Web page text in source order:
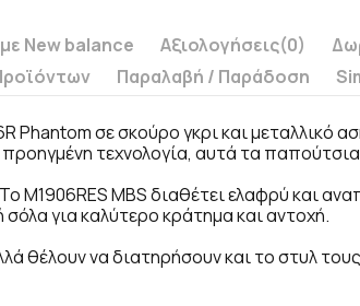
New balance Αξιολογήσεις(0)
Παραλαβή / Παράδoση
Phantom σε σκούρο γκρι και μεταλλικό
τεχνολογία, αυτά τα
M1906RES MBS διαθέτει ελαφρύ και
για καλύτερο κράτημα και αντοχή.
θέλουν να διατηρήσουν και το στυλ